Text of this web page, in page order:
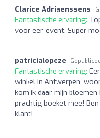
Clarice Adriaenssens
Fantastische ervaring:
voor een event. Super
patricialopeze
Fantastische ervaring:
winkel in Antwerpen,
kom ik daar mijn bloemen
prachtig boeket mee!
klant!